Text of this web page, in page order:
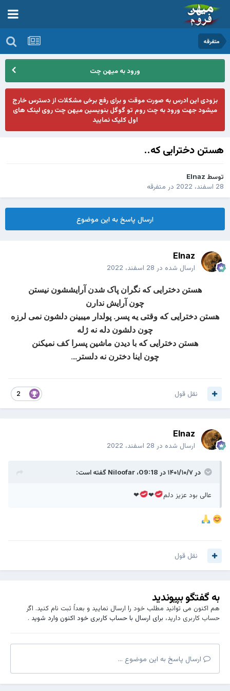
متفرقه
ورود به میهن چت
بزودی این ادرس به صورت موقت و برای رفع برخی مشکلات از دسترس خارج
میشود جهت ورود به چت روم تو گوگل بنویسین میهن چت روی لینک های
اول کلیک نمایید
هستن دخترایی که..
توسط Elnaz
28 اسفند، 2022
در متفرقه
ارسال پاسخ به این موضوع
Elnaz
ارسال شده در 28 اسفند، 2022
هستن دخترایی که نگران پاک شدن آرایششون نیستن
چون آرایش ندارن
هستن دخترایی که وقتی یه پسر. پولدار میبینن دلشون نمی لرزه
چون دلشون دله نه ژله
هستن دخترایی که با دیدن ماشین پسرا کف نمیکنن
چون اینا دخترن نه دلستر...
2 نقل قول
Elnaz
ارسال شده در 28 اسفند، 2022
در ۱۴۰۱/۱۰/۷ در 09:18، Niloofarگفته است:
عالی بود عزیز دلم ❤
❤
نقل قول
به گفتگو بپیوندید
هم اکنون می توانید مطلب خود را ارسال نمایید و بعداً ثبت نام کنید. اگر
حساب کاربری دارید، برای ارسال با حساب کاربری خود اکنون وارد شوید.
ارسال پاسخ به این موضوع ...